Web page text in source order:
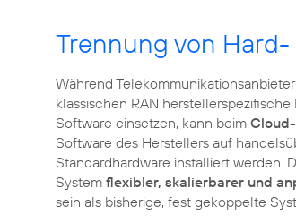
Trennung von
Während
klassischen RAN herstellerspezifische
Software einsetzen, kann beim
Software des Herstellers auf
Standardhardware installiert werden.
System flexibler, skalierbarer und
sein als bisherige, fest gekoppelte